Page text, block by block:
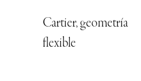
Cartier, geometría
flexible